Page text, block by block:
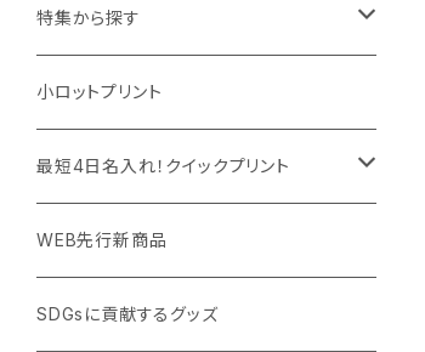
マウスパッド
モバイル周辺グッズ
PC周辺グッズ
パーテーション
マスク・フェイスシールド
測定・測量用品
加湿器・オゾン発生器
ウイルス対策消耗品
アウトレット
ドリンクフェア
ボトル・タンブラー
ポーチ・巾着
タオル・ブランケット
特集から探す
エンタメグッズ・イベント会場物販品
ご当地グッズ・オリジナルお土産品
フルカラー印刷ノベルティ
予算消化・備品におすすめグッズ
小ロットプリント
最短4日名入れ！クイックプリント
クイック印刷対応トートバッグ・エコバッグ
クイック印刷対応ポーチ・巾着
WEB先行新商品
SDGsに貢献するグッズ